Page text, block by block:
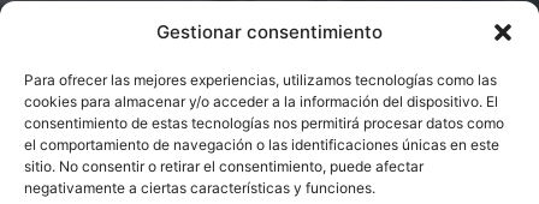
Gestionar consentimiento
Para ofrecer las mejores experiencias, utilizamos tecnologías como las
cookies para almacenar y/o acceder a la información del dispositivo. El
consentimiento de estas tecnologías nos permitirá procesar datos como
el comportamiento de navegación o las identificaciones únicas en este
sitio. No consentir o retirar el consentimiento, puede afectar
negativamente a ciertas características y funciones.